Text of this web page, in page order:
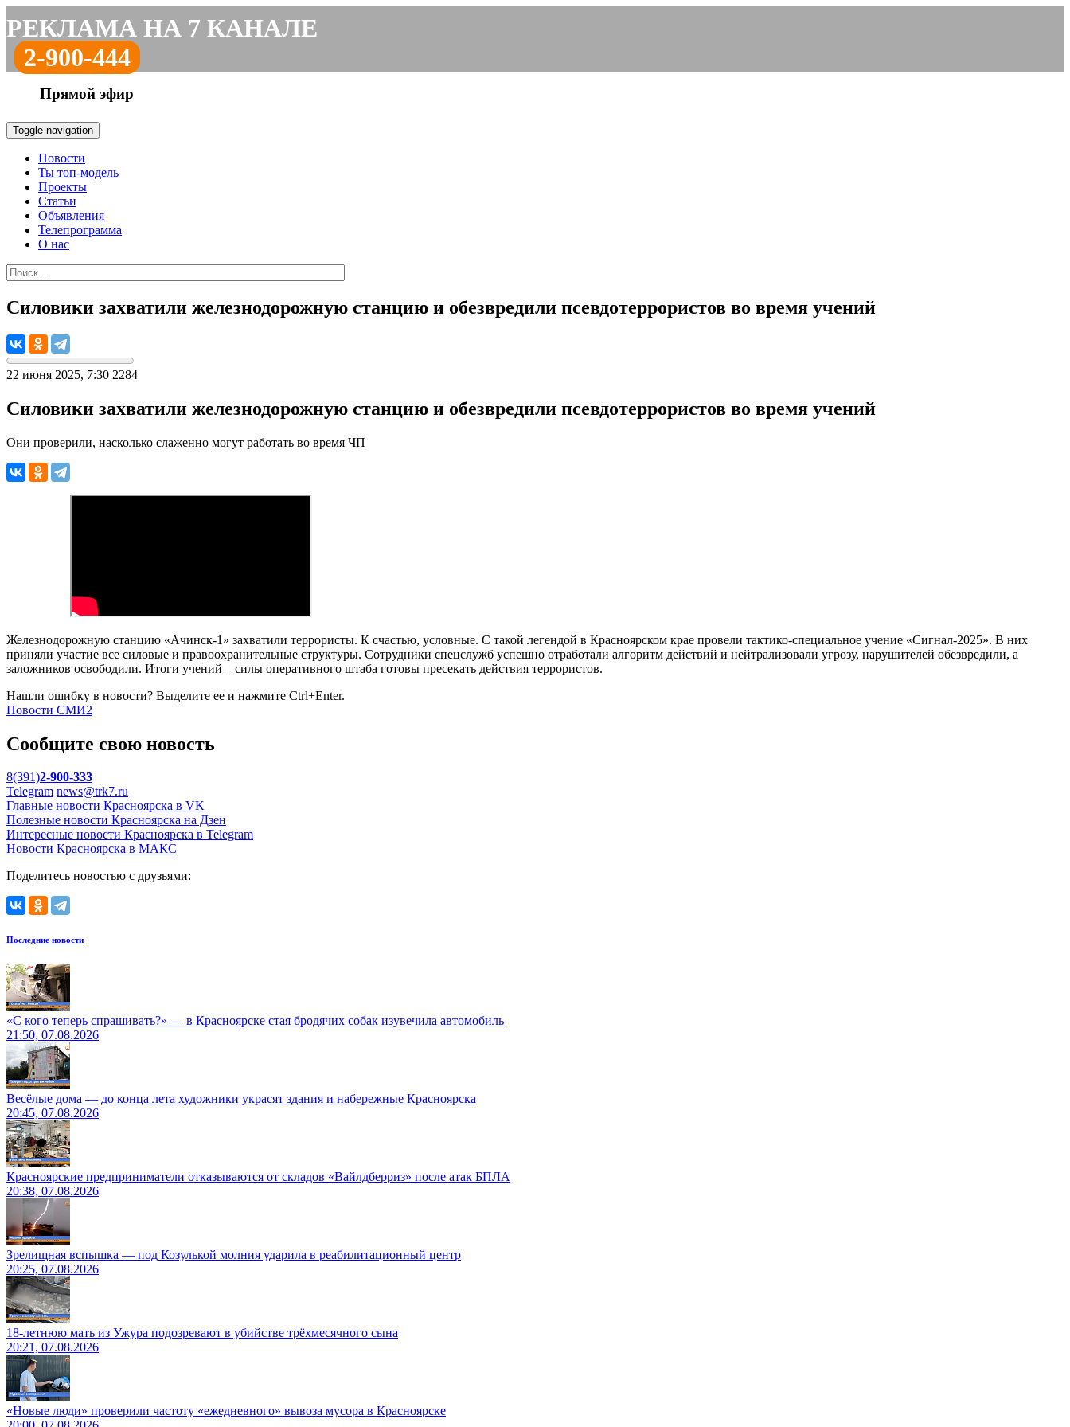
РЕКЛАМА НА 7 КАНАЛЕ
2-900-444
Прямой эфир
Toggle navigation
Новости
Ты топ-модель
Проекты
Статьи
Объявления
Телепрограмма
О нас
Силовики захватили железнодорожную станцию и обезвредили псевдотеррористов во время учений
22 июня 2025, 7:30 2284
Силовики захватили железнодорожную станцию и обезвредили псевдотеррористов во время учений
Они проверили, насколько слаженно могут работать во время ЧП
Железнодорожную станцию «Ачинск-1» захватили террористы. К счастью, условные. С такой легендой в Красноярском крае провели тактико-специальное учение «Сигнал-2025». В них
приняли участие все силовые и правоохранительные структуры. Сотрудники спецслужб успешно отработали алгоритм действий и нейтрализовали угрозу, нарушителей обезвредили, а
заложников освободили. Итоги учений – силы оперативного штаба готовы пресекать действия террористов.
Нашли ошибку в новости? Выделите ее и нажмите Ctrl+Enter.
Новости СМИ2
Сообщите свою новость
8(391)2-900-333
Telegram news@trk7.ru
Главные новости Красноярска в VK
Полезные новости Красноярска на Дзен
Интересные новости Красноярска в Telegram
Новости Красноярска в МАКС
Поделитесь новостью с друзьями:
Последние новости
«С кого теперь спрашивать?» — в Красноярске стая бродячих собак изувечила автомобиль
21:50, 07.08.2026
Весёлые дома — до конца лета художники украсят здания и набережные Красноярска
20:45, 07.08.2026
Красноярские предприниматели отказываются от складов «Вайлдберриз» после атак БПЛА
20:38, 07.08.2026
Зрелищная вспышка — под Козулькой молния ударила в реабилитационный центр
20:25, 07.08.2026
18-летнюю мать из Ужура подозревают в убийстве трёхмесячного сына
20:21, 07.08.2026
«Новые люди» проверили частоту «ежедневного» вывоза мусора в Красноярске